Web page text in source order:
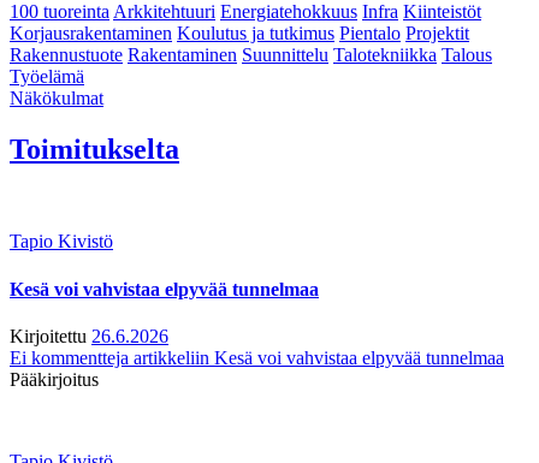
100 tuoreintaArkkitehtuuri Energiatehokkuus Infra Kiinteistöt
Korjausrakentaminen Koulutus ja tutkimus Pientalo Projektit
Rakennustuote Rakentaminen Suunnittelu Talotekniikka Talous
Työelämä
Näkökulmat
Toimitukselta
Tapio Kivistö
Kesä voi vahvistaa elpyvää tunnelmaa
Kirjoitettu 26.6.2026
Ei kommentteja artikkeliin Kesä voi vahvistaa elpyvää tunnelmaa
Pääkirjoitus